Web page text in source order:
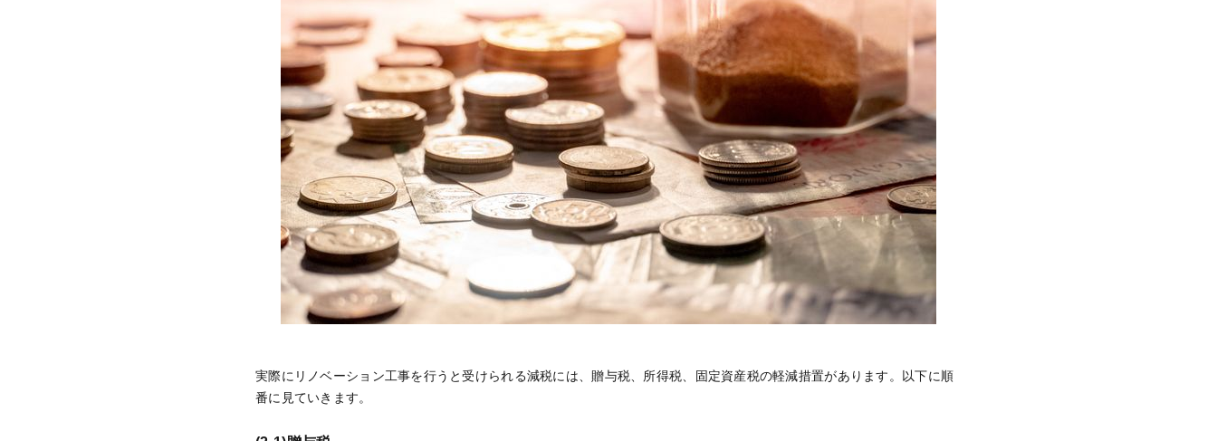
実際にリノベーション工事を行うと受けられる減税には、贈与税、所得税、固定資産税の軽減措置があります。以下に順
番に見ていきます。